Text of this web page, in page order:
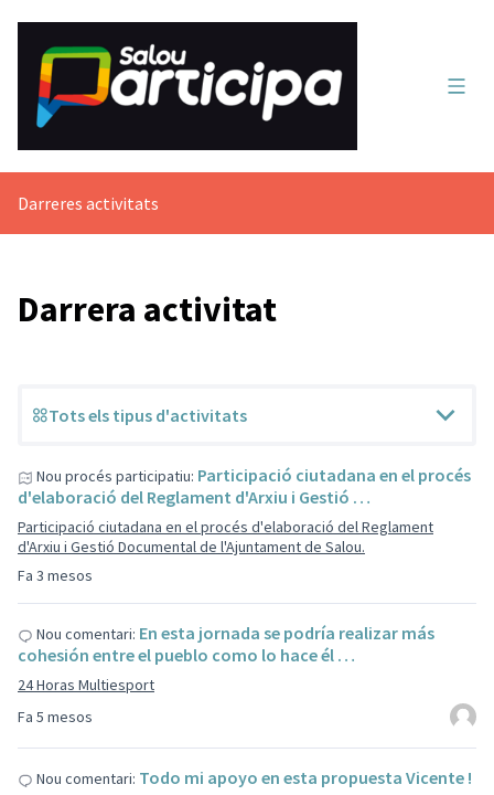
Darreres activitats
Darrera activitat
Tots els tipus d'activitats
Fa 3 mesos
Nou procés participatiu: Participació ciutadana en el procés
d'elaboració del Reglament d'Arxiu i Gestió …
Participació ciutadana en el procés d'elaboració del Reglament
d'Arxiu i Gestió Documental de l'Ajuntament de Salou.
Fa 5 mesos
Nou comentari: En esta jornada se podría realizar más
cohesión entre el pueblo como lo hace él …
24 Horas Multiesport
Nou comentari: Todo mi apoyo en esta propuesta Vicente !